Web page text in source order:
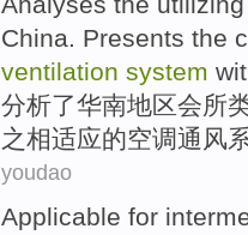
China
Presents the
ventilation system
分析了华南地区会所
之相适应的空调通风
youdao
Applicable for